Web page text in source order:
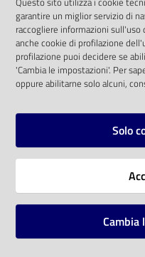
Eventi
Chiedi al
bibliotecario
solo alle condizioni
comunitaria 2003/98/
SOCIAL
Instagram
Vai alla pagina
Mappa del sito
garantire un miglior servizio di
raccogliere informazioni
anche cookie di profilazione
profilazione puoi decidere se
'Cambia le impostazioni'. Per
oppure abilitarne solo alcuni,
Solo
Cambia